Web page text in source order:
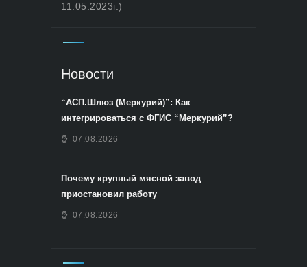
11.05.2023г.)
Новости
“АСП.Шлюз (Меркурий)”: Как
интегрироваться с ФГИС “Меркурий”?
07.08.2026
Почему крупный мясной завод
приостановил работу
07.08.2026